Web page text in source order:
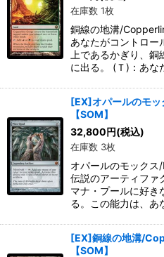
在庫数 1枚
銅線の地溝/
あなたがコントロー
上であるかぎり、
に出る。 (Ｔ)：あ
[EX]オパールのモッ
【SOM】
32,800円(税込)
在庫数 3枚
オパールのモック
伝説のアーティファ
マナ・プールに好き
る。この能力は、
[EX]銅線の地溝/
【SOM】